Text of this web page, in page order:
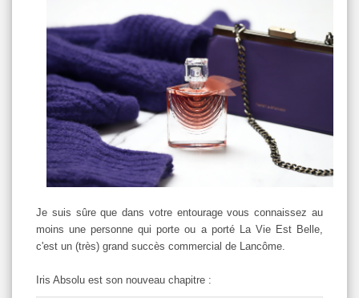
Je suis sûre que dans votre entourage vous connaissez au
moins une personne qui porte ou a porté La Vie Est Belle,
c'est un (très) grand succès commercial de Lancôme.
Iris Absolu est son nouveau chapitre :